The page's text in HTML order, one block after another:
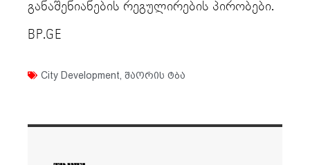
განაშენიანების რეგულირების პირობები.
BP.GE
City Development შაორის ტბა